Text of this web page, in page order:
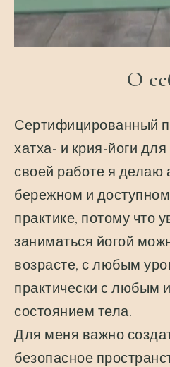
О
Сертифицированный
хатха- и крия-йоги
своей работе я делаю
бережном и
практике, потому что
заниматься йогой
возрасте, с любым
практически с любым
состоянием тела.
Для меня важно
безопасное